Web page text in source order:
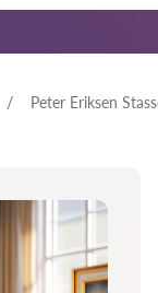
Peter Eriksen